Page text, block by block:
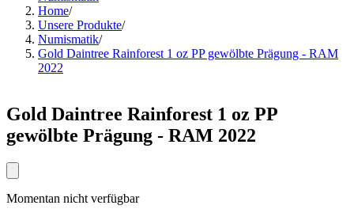
Home/
Unsere Produkte/
Numismatik/
Gold Daintree Rainforest 1 oz PP gewölbte Prägung - RAM
2022
Gold Daintree Rainforest 1 oz PP
gewölbte Prägung - RAM 2022
Momentan nicht verfügbar